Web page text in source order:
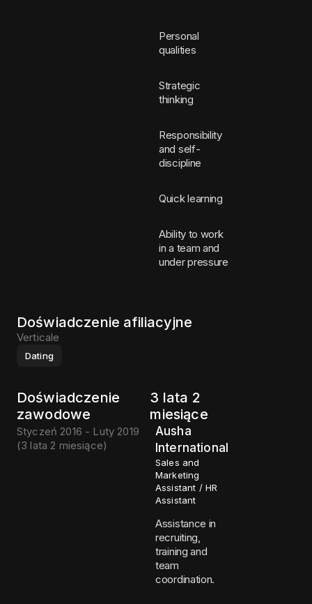
Personal
qualities
Strategic
thinking
Responsibility
and self-
discipline
Quick learning
Ability to work
in a team and
under pressure
Doświadczenie afiliacyjne
Verticale
Dating
Doświadczenie
zawodowe
3 lata 2
miesiące
Styczeń 2016 - Luty 2019
(3 lata 2 miesiące)
Ausha
International
Sales and
Marketing
Assistant / HR
Assistant
Assistance in
recruiting,
training and
team
coordination.